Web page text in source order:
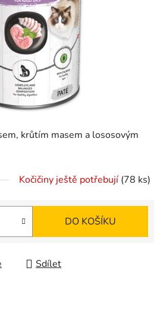
krůtím masem a lososovým
Kočičiny ještě potřebují (78 ks)
DO KOŠÍKU
Sdílet